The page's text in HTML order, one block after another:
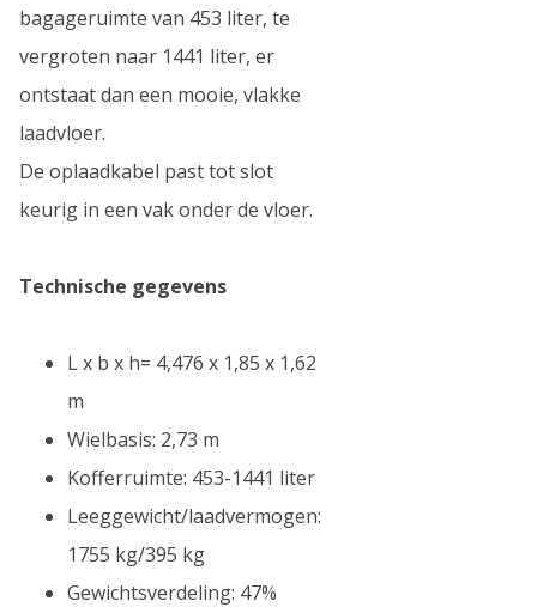
bagageruimte van 453 liter, te
vergroten naar 1441 liter, er
ontstaat dan een mooie, vlakke
laadvloer.
De oplaadkabel past tot slot
keurig in een vak onder de vloer.
Technische gegevens
L x b x h= 4,476 x 1,85 x 1,62
m
Wielbasis: 2,73 m
Kofferruimte: 453-1441 liter
Leeggewicht/laadvermogen:
1755 kg/395 kg
Gewichtsverdeling: 47%